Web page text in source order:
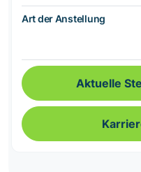
Art der Anstellung
Aktuelle